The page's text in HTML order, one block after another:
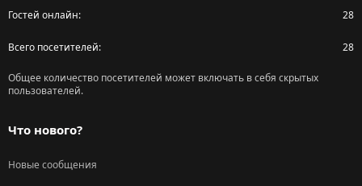
Гостей онлайн 28
Всего посетителей 28
Общее количество посетителей может включать в себя скрытых
пользователей.
Что нового?
Новые сообщения